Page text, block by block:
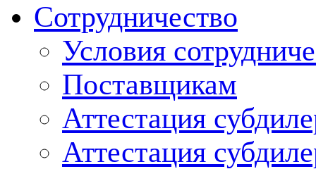
Сотрудничество
Условия
Поставщикам
Аттестация
Аттестация